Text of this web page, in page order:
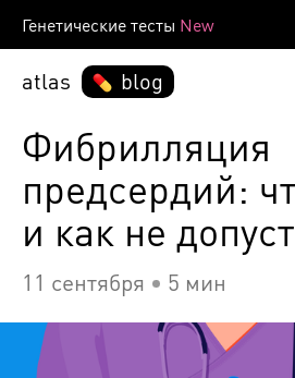
Генетические тесты
atlas blog
Фибрилляция
предсердий:
и как не
11 сентября 5 мин